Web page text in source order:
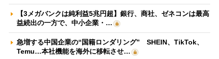
【3メガバンクは純利益5兆円超】銀行、商社、ゼネコンは最高
益続出の一方で、中小企業・…
急増する中国企業の“国籍ロンダリング” SHEIN、TikTok、
Temu…本社機能を海外に移転させ…